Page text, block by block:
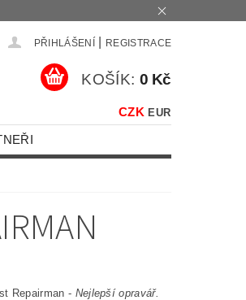
PŘIHLÁŠENÍ REGISTRACE
CZK EUR
KOŠÍK: 0 Kč
Repairman - Nejlepší opravář.